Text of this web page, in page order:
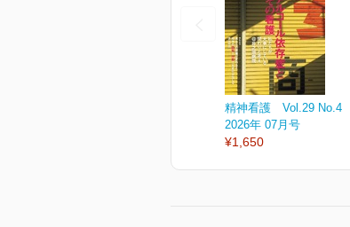
精神看護 Vol.29 No.4
2026年 07月号
¥1,650